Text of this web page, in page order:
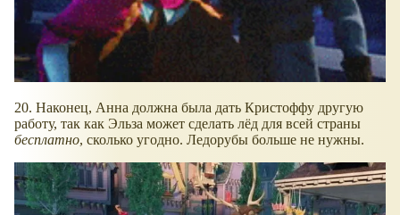
20. Наконец, Анна должна была дать Кристоффу другую
работу, так как Эльза может сделать лёд для всей страны
бесплатно, сколько угодно. Ледорубы больше не нужны.